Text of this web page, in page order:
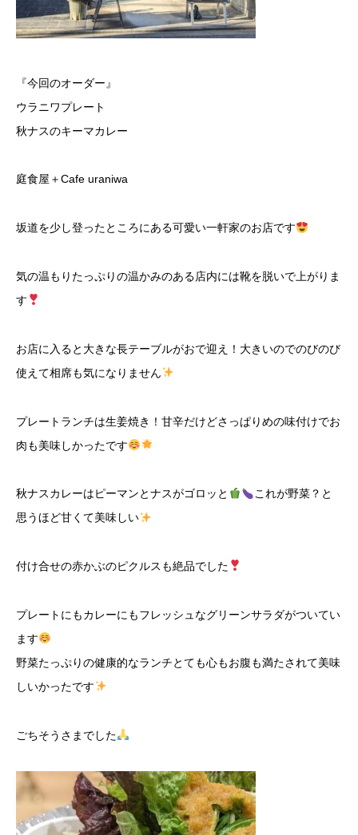
『今回のオーダー』
ウラニワプレート
秋ナスのキーマカレー
庭食屋＋Cafe uraniwa
坂道を少し登ったところにある可愛い一軒家のお店です
気の温もりたっぷりの温かみのある店内には靴を脱いで上がりま
す
お店に入ると大きな長テーブルがおで迎え！大きいのでのびのび
使えて相席も気になりません
プレートランチは生姜焼き！甘辛だけどさっぱりめの味付けでお
肉も美味しかったです
秋ナスカレーはピーマンとナスがゴロッと
これが野菜？と
思うほど甘くて美味しい
付け合せの赤かぶのピクルスも絶品でした
プレートにもカレーにもフレッシュなグリーンサラダがついてい
ます
野菜たっぷりの健康的なランチとても心もお腹も満たされて美味
しいかったです
ごちそうさまでした